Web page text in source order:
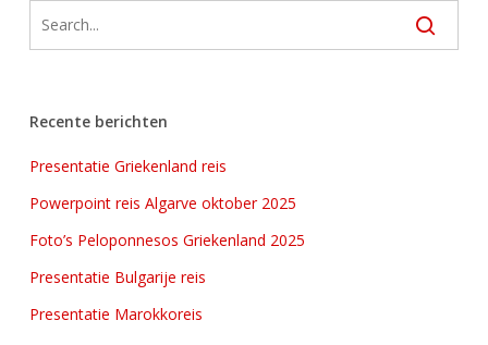
Recente berichten
Presentatie Griekenland reis
Powerpoint reis Algarve oktober 2025
Foto’s Peloponnesos Griekenland 2025
Presentatie Bulgarije reis
Presentatie Marokkoreis